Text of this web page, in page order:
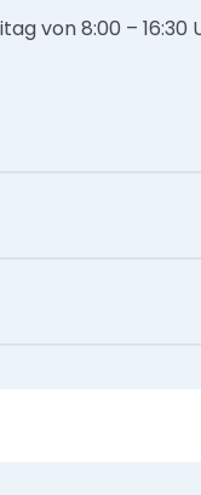
von 8:00 – 16:30